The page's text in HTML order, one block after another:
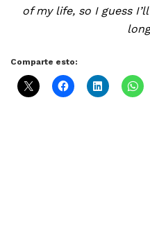
of my life, so I guess
Comparte esto: